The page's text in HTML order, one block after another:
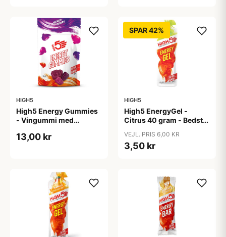
HIGH5
High5 Energy Gummies
- Vingummi med
13,00 kr
SPAR 42%
HIGH5
High5 EnergyGel -
Citrus 40 gram - Bedst
VEJL. PRIS 6,00 KR
3,50 kr